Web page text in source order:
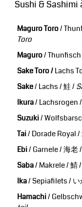
Sushi & Sashimi
Maguro Toro/
Toro
Maguro/
Sake Toro /Lachs
Sake/ Lachs / 鮭 /
Ikura/ Lachsrogen
Suzuki/
Tai/ Dorade Royal /
Ebi/ Garnele / 海老 /
Saba/ Makrele / 鯖 /
Ika/ Sepiafilets / い
Hamachi/